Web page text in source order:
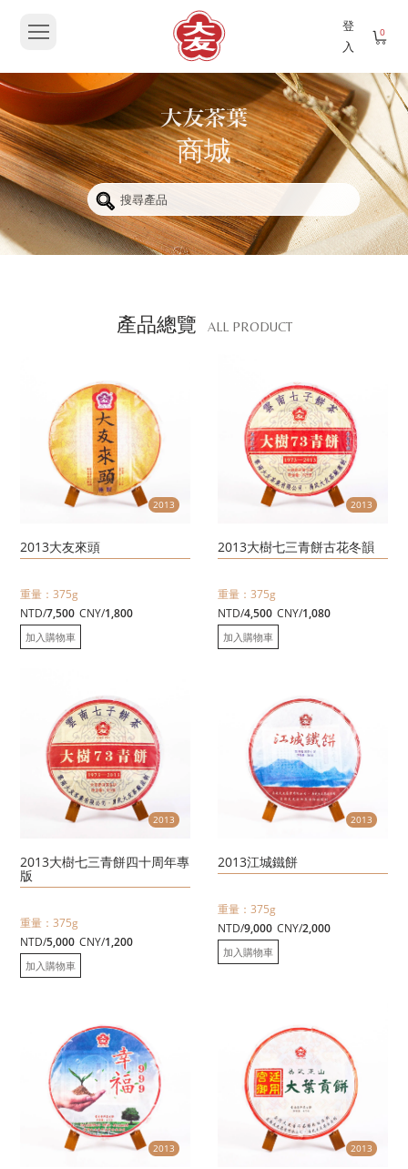
登
入
0
商城
產品總覽 ALL PRODUCT
2013
2013大友來頭
重量：375g
NTD/7,500 CNY/1,800
加入購物車
2013
2013大樹七三青餅古花冬韻
重量：375g
NTD/4,500 CNY/1,080
加入購物車
2013
2013大樹七三青餅四十周年專
版
重量：375g
NTD/5,000 CNY/1,200
加入購物車
2013
2013江城鐵餅
重量：375g
NTD/9,000 CNY/2,000
加入購物車
2013 2013